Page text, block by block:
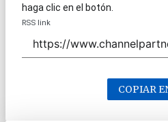
haga clic en el botón.
RSS link
COPIAR